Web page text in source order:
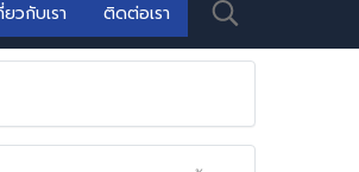
ยวกับเรา ติดต่อเรา